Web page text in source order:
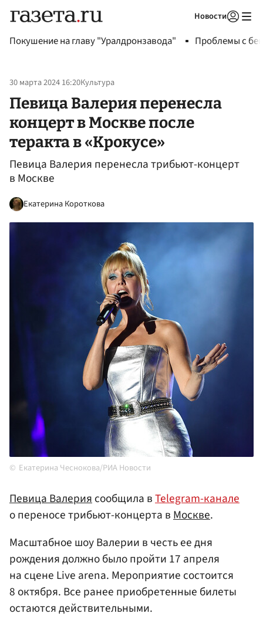
Новости
Покушение на главу "Уралдронзавода" Проблемы с
30 марта 2024 16:20Культура
Певица Валерия перенесла
концерт в Москве после
теракта в «Крокусе»
Певица Валерия перенесла трибьют-концерт
в Москве
Екатерина Короткова
Екатерина Чеснокова/РИА Новости
Певица Валериясообщила вTelegram-канале
о переносе трибьют-концерта вМоскве.
Масштабное шоу Валерии в честь ее дня
рождения должно было пройти 17 апреля
на сцене Live arena. Мероприятие состоится
8 октября. Все ранее приобретенные билеты
остаются действительными.